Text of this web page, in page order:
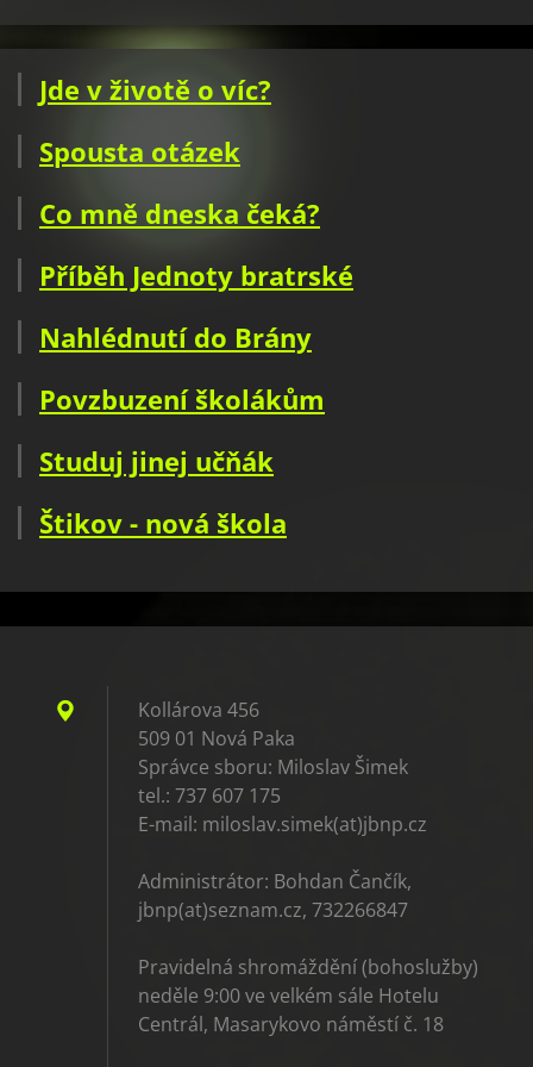
Jde v životě o víc?
Spousta otázek
Co mně dneska čeká?
Příběh Jednoty bratrské
Nahlédnutí do Brány
Povzbuzení školákům
Studuj jinej učňák
Štikov - nová škola
Kollárova 456
509 01 Nová Paka
Správce sboru: Miloslav Šimek
tel.: 737 607 175
E-mail: miloslav.simek(at)jbnp.cz
Administrátor: Bohdan Čančík,
jbnp(at)seznam.cz, 732266847
Pravidelná shromáždění (bohoslužby)
neděle 9:00 ve velkém sále Hotelu
Centrál, Masarykovo náměstí č. 18